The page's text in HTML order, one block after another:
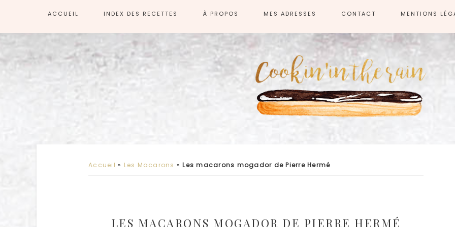
ACCUEIL INDEX DES RECETTES À PROPOS MES ADRESSES CONTACT MENTIONS
Accueil » Les Macarons »Les macarons mogador de Pierre Hermé
LES MACARONS MOGADOR DE PIERRE HERMÉ